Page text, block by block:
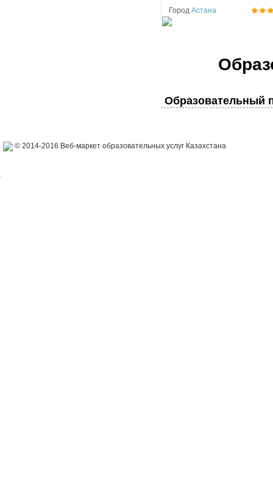
Город Астана
Образовательный
© 2014-2016 Веб-маркет образовательных услуг Казахстана